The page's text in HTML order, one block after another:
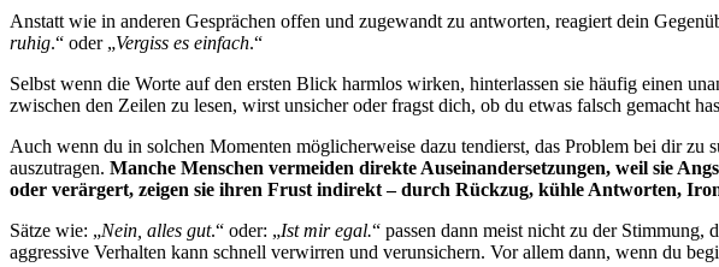
Anstatt wie in anderen Gesprächen offen und zugewandt zu antworten, reagiert dein
ruhig.“ oder „Vergiss es einfach.“
Selbst wenn die Worte auf den ersten Blick harmlos wirken, hinterlassen sie häufig einen
zwischen den Zeilen zu lesen, wirst unsicher oder fragst dich, ob du etwas falsch gemacht
Auch wenn du in solchen Momenten möglicherweise dazu tendierst, das Problem bei dir
auszutragen. Manche Menschen vermeiden direkte Auseinandersetzungen, weil sie
oder verärgert, zeigen sie ihren Frust indirekt – durch Rückzug, kühle Antworten,
Sätze wie: „Nein, alles gut.“ oder: „Ist mir egal.“ passen dann meist nicht zu der Stimmung,
aggressive Verhalten kann schnell verwirren und verunsichern. Vor allem dann, wenn du